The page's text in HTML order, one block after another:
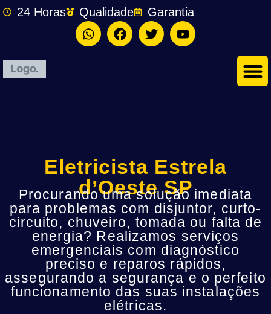
24 Horas Qualidade Garantia
Eletricista Estrela
d’Oeste SP
Procurando uma solução imediata
para problemas com disjuntor, curto-
circuito, chuveiro, tomada ou falta de
energia? Realizamos serviços
emergenciais com diagnóstico
preciso e reparos rápidos,
assegurando a segurança e o perfeito
funcionamento das suas instalações
elétricas.